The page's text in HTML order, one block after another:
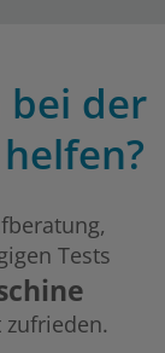
der
Tests